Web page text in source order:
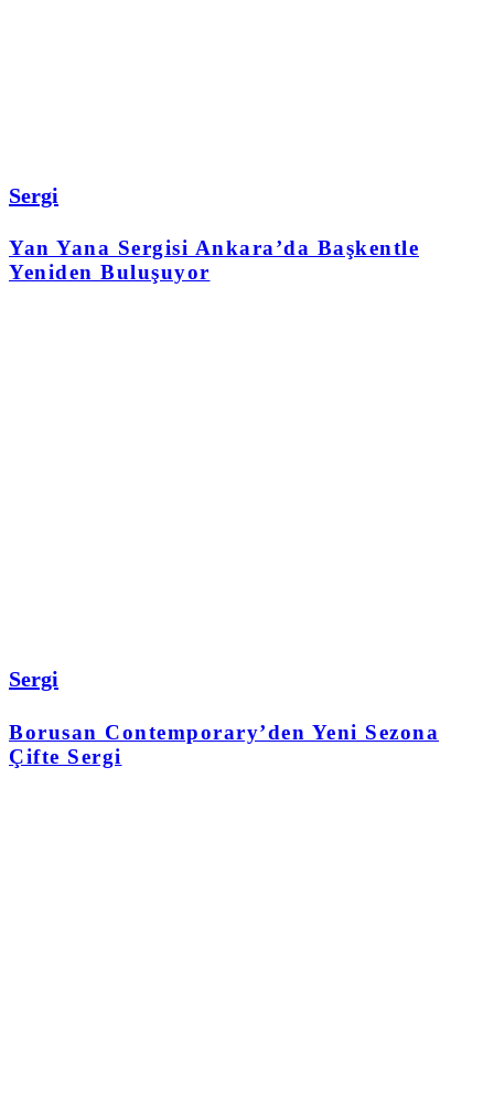
Sergi
Yan Yana Sergisi Ankara’da Başkentle
Yeniden Buluşuyor
Sergi
Borusan Contemporary’den Yeni Sezona
Çifte Sergi